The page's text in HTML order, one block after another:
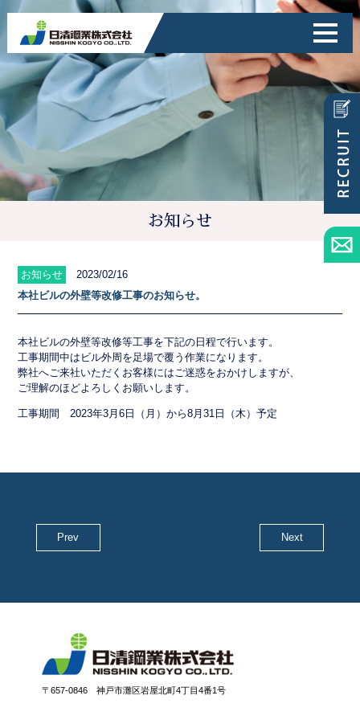
お知らせ
お知らせ
2023/02/16
本社ビルの外壁等改修工事のお知らせ。
本社ビルの外壁等改修等工事を下記の日程で行います。
工事期間中はビル外周を足場で覆う作業になります。
弊社へご来社いただくお客様にはご迷惑をおかけしますが、
ご理解のほどよろしくお願いします。
工事期間 2023年3月6日（月）から8月31日（木）予定
Prev Next
〒657-0846 神戸市灘区岩屋北町4丁目4番1号